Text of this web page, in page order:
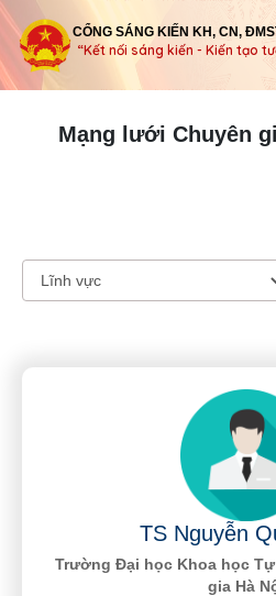
CỔNG SÁNG KIẾN KH, CN,
“Kết nối sáng kiến - Kiến tạo
Mạng lưới Chuyên
TS Nguyễn
Trường Đại học Khoa học
gia Hà